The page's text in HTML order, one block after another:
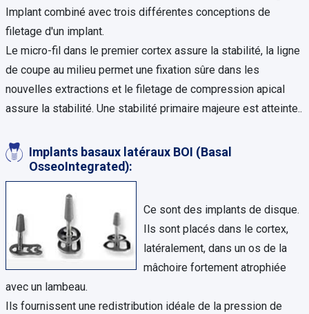
Implant combiné avec trois différentes conceptions de
filetage d'un implant.
Le micro-fil dans le premier cortex assure la stabilité, la ligne
de coupe au milieu permet une fixation sûre dans les
nouvelles extractions et le filetage de compression apical
assure la stabilité. Une stabilité primaire majeure est atteinte..
Implants basaux latéraux BOI (Basal
OsseoIntegrated):
Ce sont des implants de disque.
Ils sont placés dans le cortex,
latéralement, dans un os de la
mâchoire fortement atrophiée
avec un lambeau.
Ils fournissent une redistribution idéale de la pression de